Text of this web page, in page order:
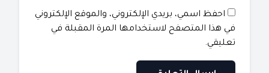
احفظ اسمي، بريدي الإلكتروني، والموقع الإلكتروني
في هذا المتصفح لاستخدامها المرة المقبلة في
تعليقي.